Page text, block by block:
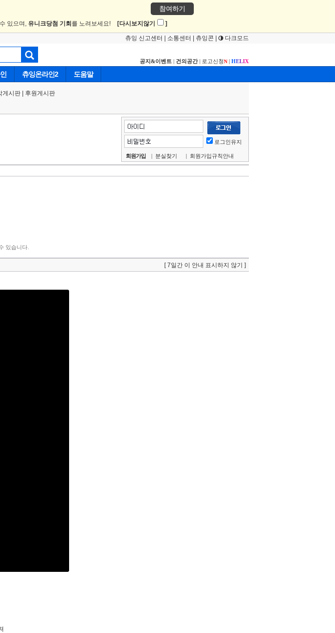
참여하기
있으며, 유니크당첨 기회 를 노려보세요! [다시보지않기 ]
츄잉 신고센터 소통센터 츄잉콘 다크모드
공지&이벤트 | 건의공간| 로고신청N | HELIX
츄잉온라인2 도움말
게시판 후원게시판
로그인유지
회원가입 | 분실찾기 | 회원가입규칙안내
있습니다.
[ 7일간 이 안내 표시하지 않기 ]